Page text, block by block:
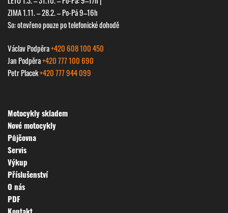
ZIMA 1.11. – 28.2. – Po-Pá 9–16h
So: otevřeno pouze po telefonické dohodě
Václav Podpěra+420 608 100 450
Jan Podpěra+420 777 100 690
Petr Placek+420 777 944 099
Motocykly skladem
Nové motocykly
Půjčovna
Servis
Výkup
Příslušenství
O nás
PDF